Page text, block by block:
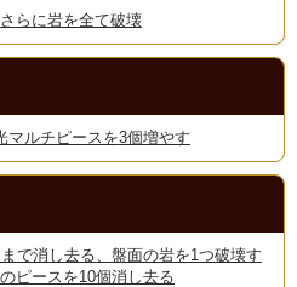
らに岩を全て破壊
マルチピースを3個増やす
で消し去る、盤面の岩を1つ破壊す
ピースを10個消し去る